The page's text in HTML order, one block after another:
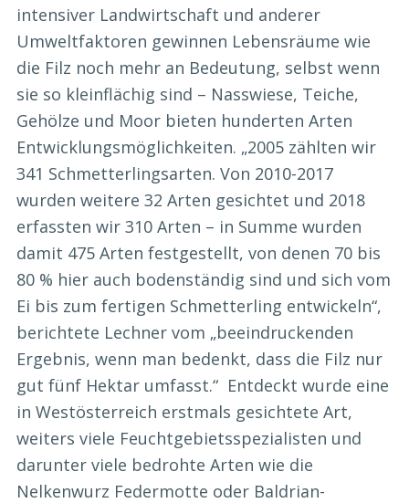
intensiver Landwirtschaft und anderer
Umweltfaktoren gewinnen Lebensräume wie
die Filz noch mehr an Bedeutung, selbst wenn
sie so kleinflächig sind – Nasswiese, Teiche,
Gehölze und Moor bieten hunderten Arten
Entwicklungsmöglichkeiten. „2005 zählten wir
341 Schmetterlingsarten. Von 2010-2017
wurden weitere 32 Arten gesichtet und 2018
erfassten wir 310 Arten – in Summe wurden
damit 475 Arten festgestellt, von denen 70 bis
80 % hier auch bodenständig sind und sich vom
Ei bis zum fertigen Schmetterling entwickeln“,
berichtete Lechner vom „beeindruckenden
Ergebnis, wenn man bedenkt, dass die Filz nur
gut fünf Hektar umfasst.“ Entdeckt wurde eine
in Westösterreich erstmals gesichtete Art,
weiters viele Feuchtgebietsspezialisten und
darunter viele bedrohte Arten wie die
Nelkenwurz Federmotte oder Baldrian-